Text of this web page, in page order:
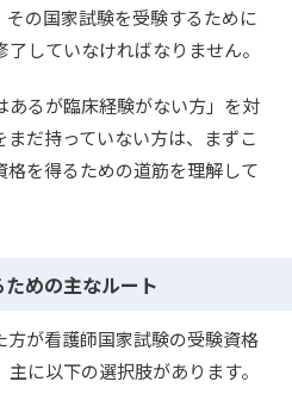
の国家試験を受験するために
していなければなりません。
あるが臨床経験がない方」を対
だ持っていない方は、まずこ
を得るための道筋を理解して
めの主なルート
が看護師国家試験の受験資格
に以下の選択肢があります。